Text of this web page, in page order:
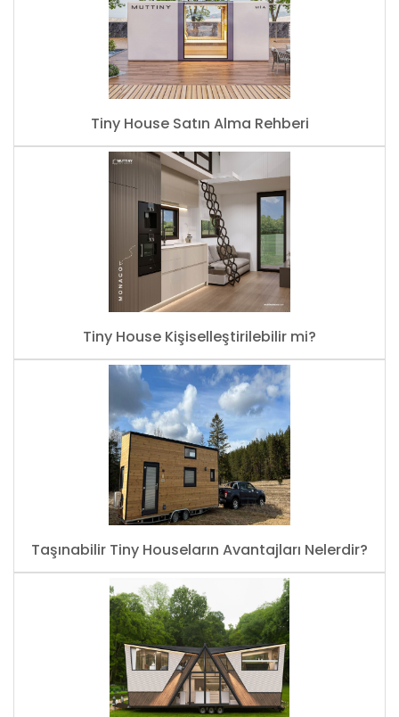
Tiny House Satın Alma Rehberi
Tiny House Kişiselleştirilebilir mi?
Taşınabilir Tiny Houseların Avantajları Nelerdir?